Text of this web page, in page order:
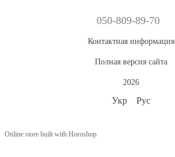
050-809-89-70
Контактная информация
Полная версия сайта
2026
Укр Рус
Online store built with Horoshop